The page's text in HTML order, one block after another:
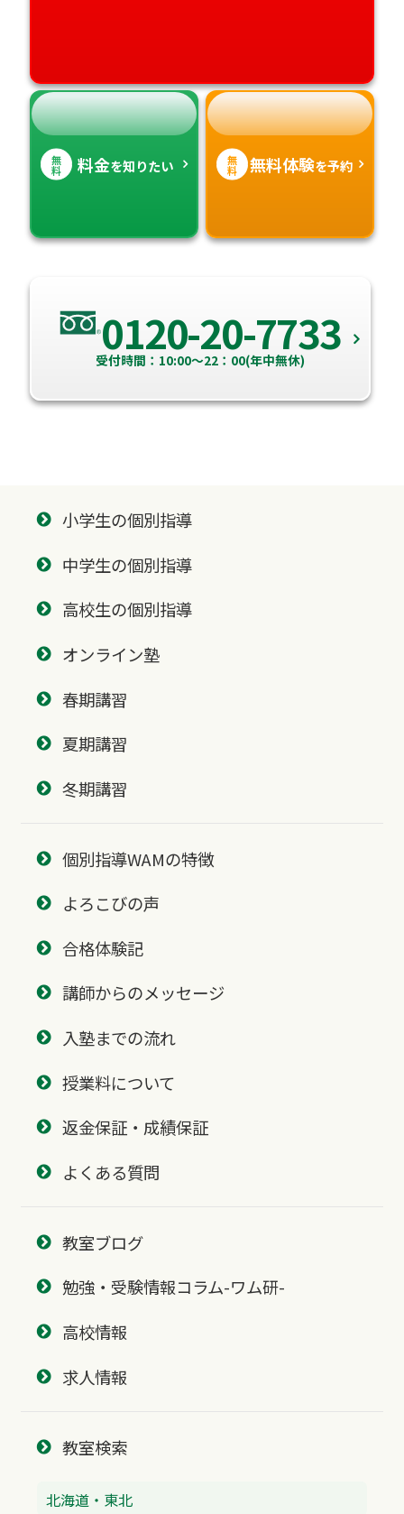
無
料 料金を知りたい 無
料 無料体験を予約
0120-20-7733
受付時間：10:00～22：00(年中無休)
小学生の個別指導
中学生の個別指導
高校生の個別指導
オンライン塾
春期講習
夏期講習
冬期講習
個別指導WAMの特徴
よろこびの声
合格体験記
講師からのメッセージ
入塾までの流れ
授業料について
返金保証・成績保証
よくある質問
教室ブログ
勉強・受験情報コラム-ワム研-
高校情報
求人情報
教室検索
北海道・東北